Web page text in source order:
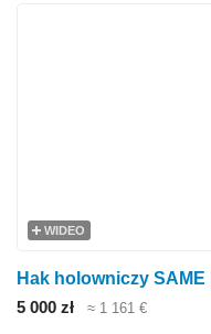
WIDEO
5 000 zł ≈ 1 161 €